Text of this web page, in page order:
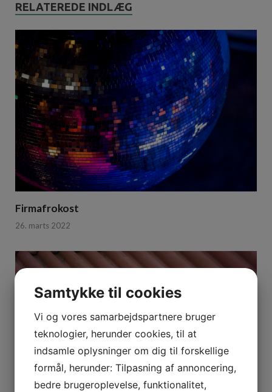
RELATEREDE INDLÆG
Firmafrokost
26. marts 2022
Samtykke til cookies
Vi og vores samarbejdspartnere bruger
teknologier, herunder cookies, til at
indsamle oplysninger om dig til forskellige
formål, herunder: Tilpasning af annoncering,
bedre brugeroplevelse, funktionalitet,